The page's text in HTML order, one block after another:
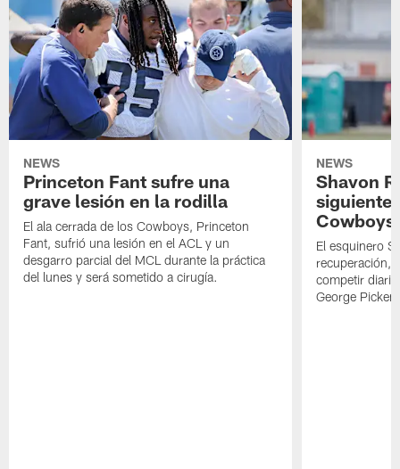
NEWS
Princeton Fant sufre una
grave lesión en la rodilla
El ala cerrada de los Cowboys, Princeton
Fant, sufrió una lesión en el ACL y un
desgarro parcial del MCL durante la práctica
del lunes y será sometido a cirugía.
NEWS
Shavon
siguiente
Cowboys
El esquinero
recuperación,
competir
George